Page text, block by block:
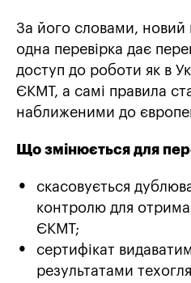
За його словами, новий
одна перевірка дає
доступ до роботи як в
ЄКМТ, а самі правила
наближеними до
Що змінюється для
скасовується
контролю для
ЄКМТ;
сертифікат
результатами